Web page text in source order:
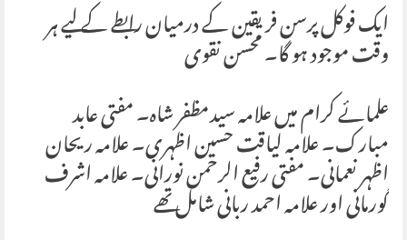
ایک فوکل پرسن فریقین کے درمیان رابطے کے لیے ہر
وقت موجود ہو گا۔ محسن نقوی
علمائے کرام میں علامہ سیدمظفر شاہ۔ مفتی عابد
مبارک۔ علامہ لیاقت حسین اظہری۔ علامہ ریحان
اظہر نعمانی۔ مفتی رفیع الرحمن نورانی۔ علامہ اشرف
گورمانی اور علامہ احمد ربانی شامل تھے